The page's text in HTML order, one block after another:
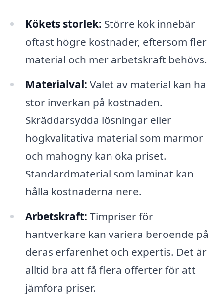
Kökets storlek: Större kök innebär
oftast högre kostnader, eftersom fler
material och mer arbetskraft behövs.
Materialval: Valet av material kan ha
stor inverkan på kostnaden.
Skräddarsydda lösningar eller
högkvalitativa material som marmor
och mahogny kan öka priset.
Standardmaterial som laminat kan
hålla kostnaderna nere.
Arbetskraft: Timpriser för
hantverkare kan variera beroende på
deras erfarenhet och expertis. Det är
alltid bra att få flera offerter för att
jämföra priser.